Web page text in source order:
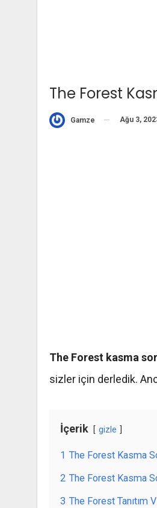
The Forest
Gamze Ağu 3,
The Forest kasma
sizler için derledik.
İçerik gizle
1 The Forest Kasma
2 The Forest Kasma
3 The Forest Tanıtım